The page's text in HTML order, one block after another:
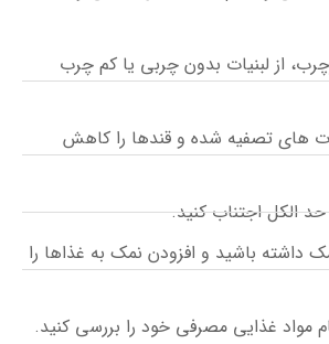
از لبنیات بدون چربی یا کم چرب
های تصفیه شده و قندها را کاهش
الکل اجتناب کنید.
داشته باشید و افزودن نمک به غذاها را
مواد غذایی مصرفی خود را بررسی کنید.